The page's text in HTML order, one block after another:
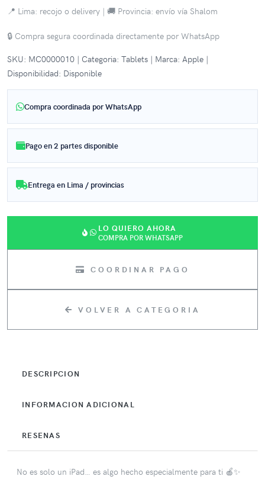
📍 Lima: recojo o delivery | 🚚 Provincia: envío vía Shalom
🔒 Compra segura coordinada directamente por WhatsApp
SKU: MC0000010 | Categoria: Tablets | Marca: Apple |
Disponibilidad: Disponible
Compra coordinada por WhatsApp
Pago en 2 partes disponible
Entrega en Lima / provincias
LO QUIERO AHORA
COMPRA POR WHATSAPP
COORDINAR PAGO
VOLVER A CATEGORIA
DESCRIPCION
INFORMACION ADICIONAL
RESENAS
No es solo un iPad… es algo hecho especialmente para ti 🍎✨